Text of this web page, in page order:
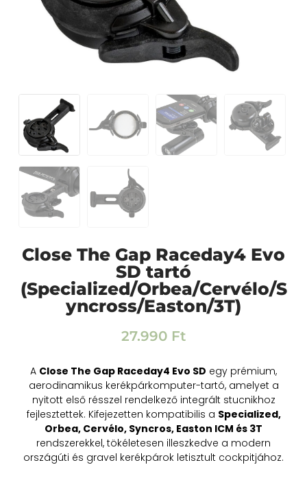
Close The Gap Raceday4 Evo
SD tartó
(Specialized/Orbea/Cervélo/S
yncross/Easton/3T)
27.990 Ft
A Close The Gap Raceday4 Evo SD egy prémium,
aerodinamikus kerékpárkomputer-tartó, amelyet a
nyitott első résszel rendelkező integrált stucnikhoz
fejlesztettek. Kifejezetten kompatibilis a Specialized,
Orbea, Cervélo, Syncros, Easton ICM és 3T
rendszerekkel, tökéletesen illeszkedve a modern
országúti és gravel kerékpárok letisztult cockpitjához.